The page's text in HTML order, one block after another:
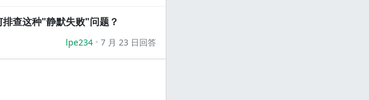
查这种"静默失败"问题？
lpe234 7 月 23 日回答